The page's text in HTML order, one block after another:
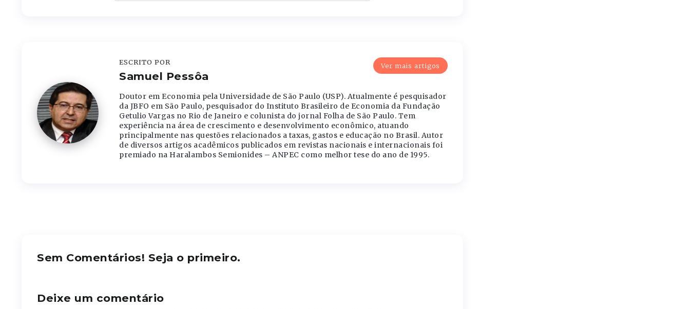
Ver mais artigos
ESCRITO POR
Samuel Pessôa
Doutor em Economia pela Universidade de São Paulo (USP). Atualmente é pesquisador
da JBFO em São Paulo, pesquisador do Instituto Brasileiro de Economia da Fundação
Getulio Vargas no Rio de Janeiro e colunista do jornal Folha de São Paulo. Tem
experiência na área de crescimento e desenvolvimento econômico, atuando
principalmente nas questões relacionados a taxas, gastos e educação no Brasil. Autor
de diversos artigos acadêmicos publicados em revistas nacionais e internacionais foi
premiado na Haralambos Semionides – ANPEC como melhor tese do ano de 1995.
Sem Comentários! Seja o primeiro.
Deixe um comentário